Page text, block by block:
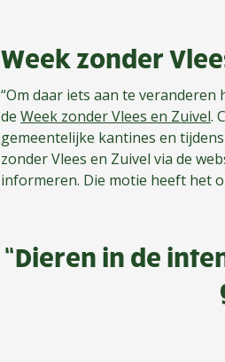
Week zonder
“Om daar iets aan te
de Week zonder Vlees en Zuivel.
gemeentelijke kantines en
zonder Vlees en Zuivel via de
informeren. Die motie heeft het
“Dieren in de